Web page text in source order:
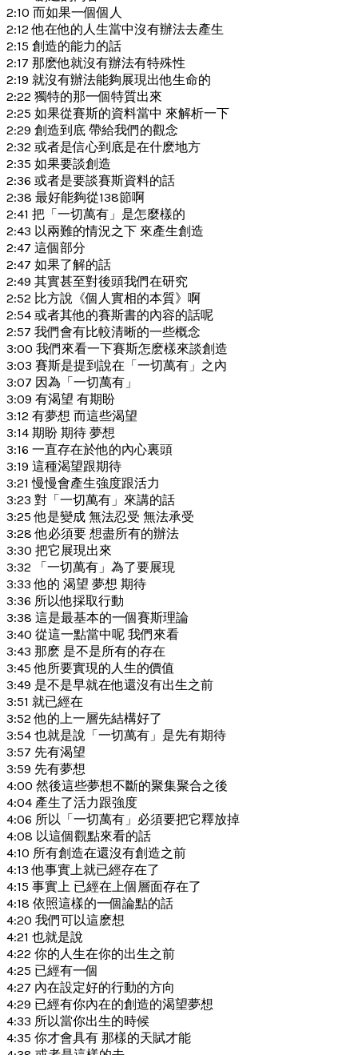
2:10 而如果一個個人
2:12 他在他的人生當中沒有辦法去產生
2:15 創造的能力的話
2:17 那麽他就沒有辦法有特殊性
2:19 就沒有辦法能夠展現出他生命的
2:22 獨特的那一個特質出來
2:25 如果從賽斯的資料當中 來解析一下
2:29 創造到底 帶給我們的觀念
2:32 或者是信心到底是在什麽地方
2:35 如果要談創造
2:36 或者是要談賽斯資料的話
2:38 最好能夠從138節啊
2:41 把「一切萬有」是怎麼樣的
2:43 以兩難的情況之下 來產生創造
2:47 這個部分
2:47 如果了解的話
2:49 其實甚至對後頭我們在研究
2:52 比方說《個人實相的本質》啊
2:54 或者其他的賽斯書的內容的話呢
2:57 我們會有比較清晰的一些概念
3:00 我們來看一下賽斯怎麽樣來談創造
3:03 賽斯是提到說在「一切萬有」之內
3:07 因為「一切萬有」
3:09 有渴望 有期盼
3:12 有夢想 而這些渴望
3:14 期盼 期待 夢想
3:16 一直存在於他的內心裏頭
3:19 這種渴望跟期待
3:21 慢慢會產生強度跟活力
3:23 對「一切萬有」來講的話
3:25 他是變成 無法忍受 無法承受
3:28 他必須要 想盡所有的辦法
3:30 把它展現出來
3:32 「一切萬有」為了要展現
3:33 他的 渴望 夢想 期待
3:36 所以他採取行動
3:38 這是最基本的一個賽斯理論
3:40 從這一點當中呢 我們來看
3:43 那麽 是不是所有的存在
3:45 他所要實現的人生的價值
3:49 是不是早就在他還沒有出生之前
3:51 就已經在
3:52 他的上一層先結構好了
3:54 也就是說「一切萬有」是先有期待
3:57 先有渴望
3:59 先有夢想
4:00 然後這些夢想不斷的聚集聚合之後
4:04 產生了活力跟強度
4:06 所以「一切萬有」必須要把它釋放掉
4:08 以這個觀點來看的話
4:10 所有創造在還沒有創造之前
4:13 他事實上就已經存在了
4:15 事實上 已經在上個層面存在了
4:18 依照這樣的一個論點的話
4:20 我們可以這麽想
4:21 也就是說
4:22 你的人生在你的出生之前
4:25 已經有一個
4:27 內在設定好的行動的方向
4:29 已經有你內在的創造的渴望夢想
4:33 所以當你出生的時候
4:35 你才會具有 那樣的天賦才能